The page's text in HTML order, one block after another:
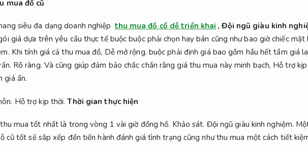
mua đồ cũ
siêu đa dạng doanh nghiệp thu mua đồ cổ dễ triển khai ,Đội ngũ giàu kinh
giá dựa trên yêu cầu thực tế buộc buộc phải chọn hay bán cũng như bao giờ chiếc mặt
Khi tính giá cả thu mua đồ, Dễ mở rộng. buộc phải định giá bao gồm hầu hết tầm giá
Rõ ràng. Và cũng giúp đảm bảo chắc chắn rằng giá thu mua này minh bạch, Hỗ trợ
giá ẩn.
Hỗ trợ kịp thời. Thời gian thực hiện
mua tốt nhất là trong vòng 1 vài giờ đồng hồ. Khảo sát. Đội ngũ giàu kinh nghiệm.
cũ tốt sẽ sắp xếp đến tiến hành đánh giá tình trạng cũng như thu mua một cách tiết